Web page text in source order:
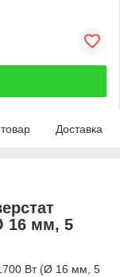
Доставка
16 мм, 5
Вт (Ø 16 мм, 5